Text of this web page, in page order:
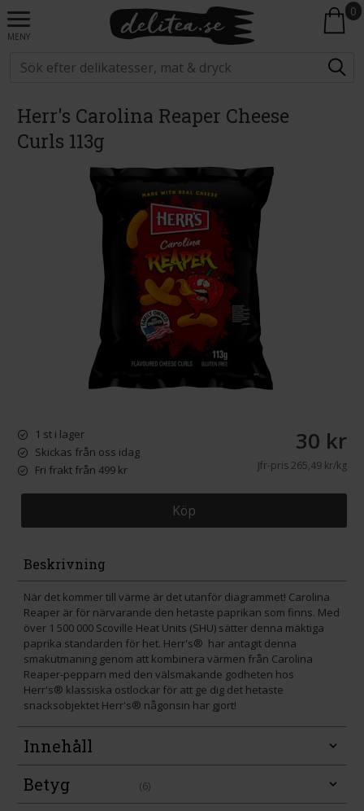
MENY
0
Herr's Carolina Reaper Cheese
Curls 113g
1 st i lager
Skickas från oss idag
Fri frakt från 499 kr
30 kr
Jfr-pris265,49 kr/kg
Köp
Beskrivning
När det kommer till värme är det utanför diagrammet! Carolina
Reaper är för närvarande den hetaste paprikan som finns. Med
över 1 500 000 Scoville Heat Units (SHU) sätter denna mäktiga
paprika standarden för het. Herr's® har antagit denna
smakutmaning genom att kombinera värmen från Carolina
Reaper-pepparn med den välsmakande godheten hos
Herr's® klassiska ostlockar för att ge dig det hetaste
snacksobjektet Herr's® någonsin har gjort!
Innehåll
Betyg
(6)